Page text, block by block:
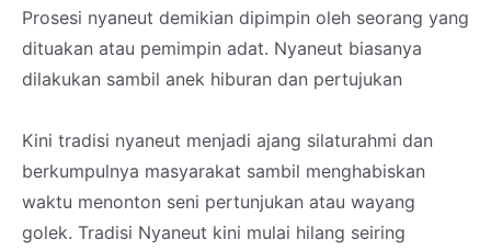
Prosesi nyaneut demikian dipimpin oleh seorang yang
dituakan atau pemimpin adat. Nyaneut biasanya
dilakukan sambil anek hiburan dan pertujukan
Kini tradisi nyaneut menjadi ajang silaturahmi dan
berkumpulnya masyarakat sambil menghabiskan
waktu menonton seni pertunjukan atau wayang
golek. Tradisi Nyaneut kini mulai hilang seiring